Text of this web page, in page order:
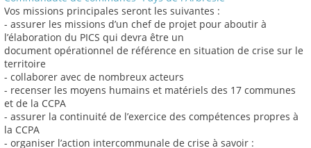
Vos missions principales seront les suivantes :
- assurer les missions d’un chef de projet pour aboutir à
l’élaboration du PICS qui devra être un
document opérationnel de référence en situation de crise sur le
territoire
- collaborer avec de nombreux acteurs
- recenser les moyens humains et matériels des 17 communes
et de la CCPA
- assurer la continuité de l’exercice des compétences propres à
la CCPA
- organiser l’action intercommunale de crise à savoir :